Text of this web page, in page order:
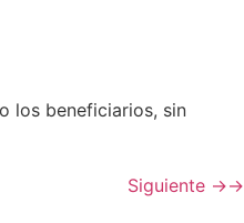
los beneficiarios, sin
Siguiente →